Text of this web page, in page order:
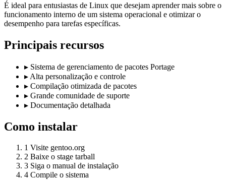
É ideal para entusiastas de Linux que desejam aprender mais sobre o
funcionamento interno de um sistema operacional e otimizar o
desempenho para tarefas específicas.
Principais recursos
▸ Sistema de gerenciamento de pacotes Portage
▸ Alta personalização e controle
▸ Compilação otimizada de pacotes
▸ Grande comunidade de suporte
▸ Documentação detalhada
Como instalar
1 Visite gentoo.org
2 Baixe o stage tarball
3 Siga o manual de instalação
4 Compile o sistema